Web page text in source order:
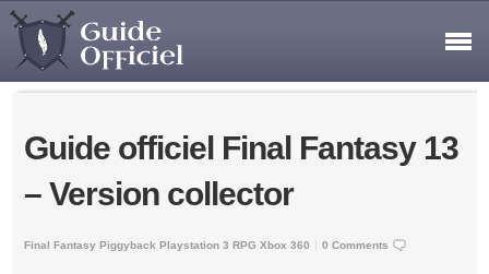
Guide officiel Final Fantasy 13
– Version collector
Final Fantasy Piggyback Playstation 3 RPG Xbox 360 0 Comments